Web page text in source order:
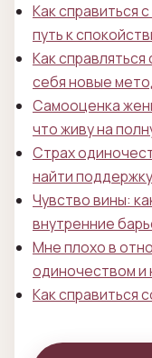
Как справиться
путь к
Как
себя новые
Самооценка
что живу на
Страх
найти поддержку
Чувство вины:
внутренние
Мне плохо в
одиночеством и
Как справиться